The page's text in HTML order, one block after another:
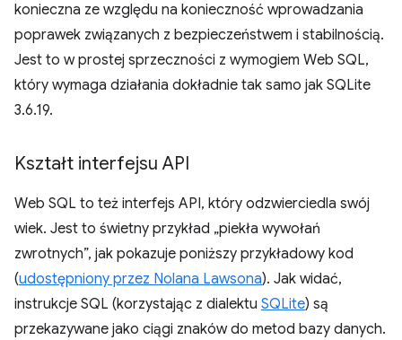
konieczna ze względu na konieczność wprowadzania
poprawek związanych z bezpieczeństwem i stabilnością.
Jest to w prostej sprzeczności z wymogiem Web SQL,
który wymaga działania dokładnie tak samo jak SQLite
3.6.19.
Kształt interfejsu API
Web SQL to też interfejs API, który odzwierciedla swój
wiek. Jest to świetny przykład „piekła wywołań
zwrotnych”, jak pokazuje poniższy przykładowy kod
(udostępniony przez Nolana Lawsona). Jak widać,
instrukcje SQL (korzystając z dialektu SQLite) są
przekazywane jako ciągi znaków do metod bazy danych.